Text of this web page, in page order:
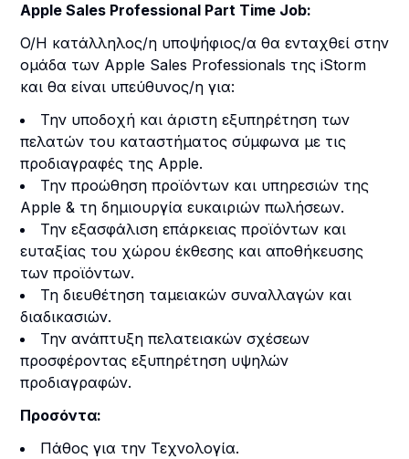
Apple Sales Professional Part Time Job:
O/Η κατάλληλος/η υποψήφιος/α θα ενταχθεί στην
ομάδα των Apple Sales Professionals της iStorm
και θα είναι υπεύθυνος/η για:
Την υποδοχή και άριστη εξυπηρέτηση των
πελατών του καταστήματος σύμφωνα με τις
προδιαγραφές της Apple.
Την προώθηση προϊόντων και υπηρεσιών της
Apple & τη δημιουργία ευκαιριών πωλήσεων.
Την εξασφάλιση επάρκειας προϊόντων και
ευταξίας του χώρου έκθεσης και αποθήκευσης
των προϊόντων.
Τη διευθέτηση ταμειακών συναλλαγών και
διαδικασιών.
Την ανάπτυξη πελατειακών σχέσεων
προσφέροντας εξυπηρέτηση υψηλών
προδιαγραφών.
Προσόντα:
Πάθος για την Τεχνολογία.